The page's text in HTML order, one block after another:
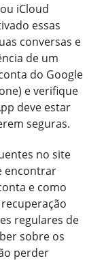
iCloud
essas
conversas e
de um
do Google
e verifique
deve estar
seguras.
no site
encontrar
e como
regulares de
sobre os
perder